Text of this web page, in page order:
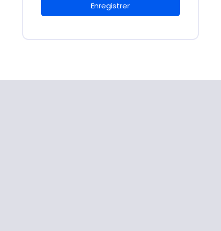
Enregistrer